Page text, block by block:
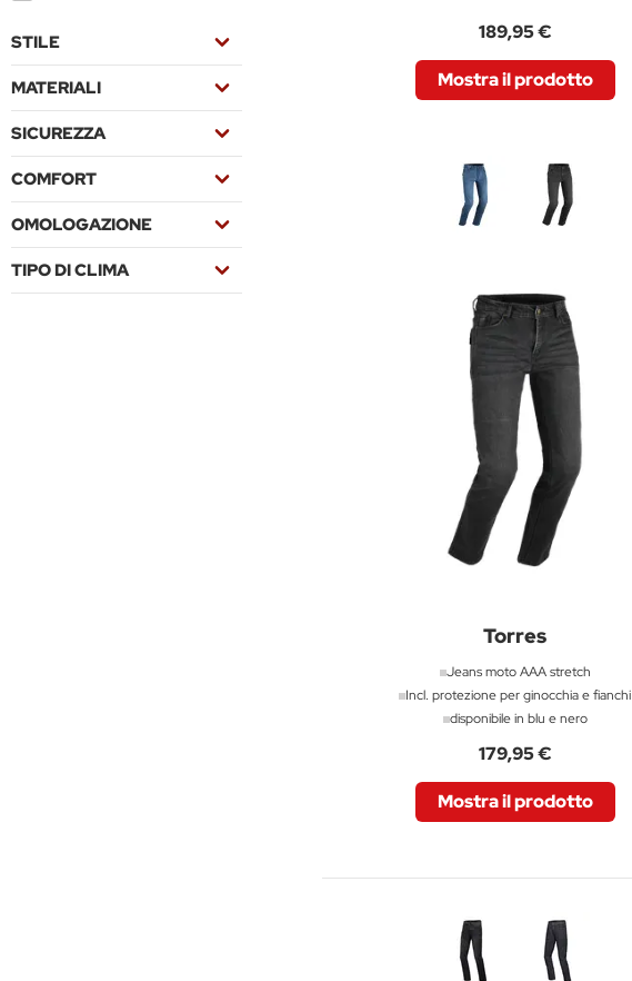
STILE
MATERIALI
SICUREZZA
COMFORT
OMOLOGAZIONE
TIPO DI CLIMA
189,95 €
Mostra il prodotto
Torres
Jeans moto AAA stretch
Incl. protezione per ginocchia e fianchi
disponibile in blu e nero
179,95 €
Mostra il prodotto